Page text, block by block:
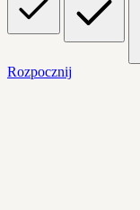
Rozpocznij